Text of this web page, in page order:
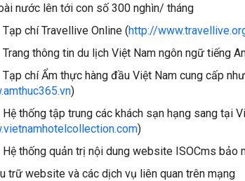
nước lên tới con số 300 nghìn/ tháng
Travellive Online (http://
tin du lịch Việt Nam ngôn ngữ tiếng
thực hàng đầu Việt Nam cung cấp như
)
tập trung các khách sạn hạng sang tại
)
quản trị nội dung website ISOCms bảo mật
trữ website và các dịch vụ liên quan trên mạng